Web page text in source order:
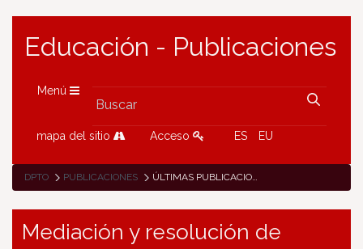
Educación - Publicaciones
Menú
mapa del sitio Acceso ES EU
DPTO PUBLICACIONES ÚLTIMAS PUBLICACIONES
Mediación y resolución de